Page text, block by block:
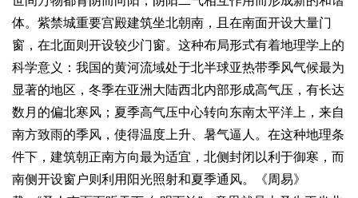
体。紫禁城重要宫殿建筑坐北朝南，且在南面开设大量门
窗，在北面则开设较少门窗。这种布局形式有着地理学上的
科学意义：我国的黄河流域处于北半球亚热带季风气候最为
显著的地区，冬季在亚洲大陆西北内部形成高气压，有长达
数月的偏北寒风；夏季高气压中心转向东南太平洋上，来自
南方致雨的季风，使得温度上升、暑气逼人。在这种地理条
件下，建筑朝正南方向最为适宜，北侧封闭以利于御寒，而
南侧开设窗户则利用阳光照射和夏季通风。《周易》